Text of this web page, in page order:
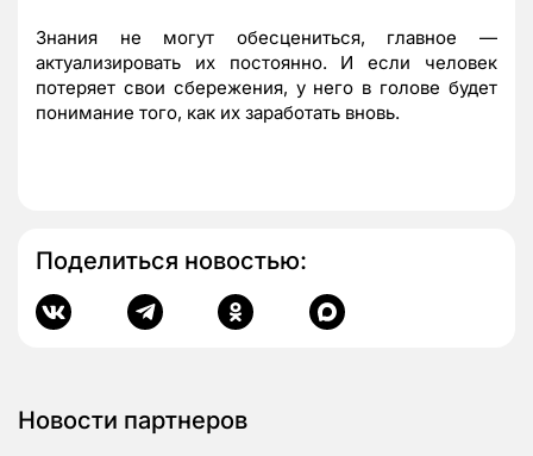
Знания не могут обесцениться, главное —
актуализировать их постоянно. И если человек
потеряет свои сбережения, у него в голове будет
понимание того, как их заработать вновь.
Поделиться новостью:
Новости партнеров